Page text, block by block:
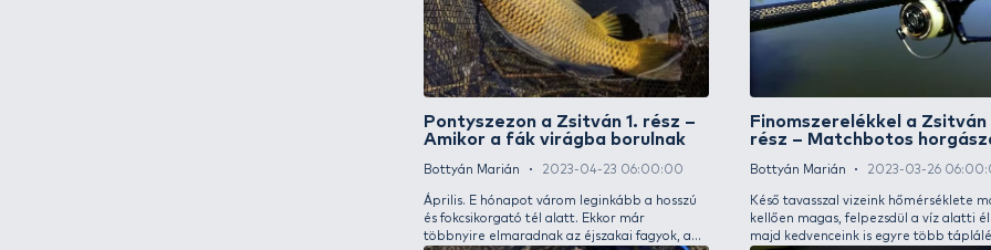
Zsitvám.
Harcsára spannolva 2. rész –
„Go hard or go home!”
rész